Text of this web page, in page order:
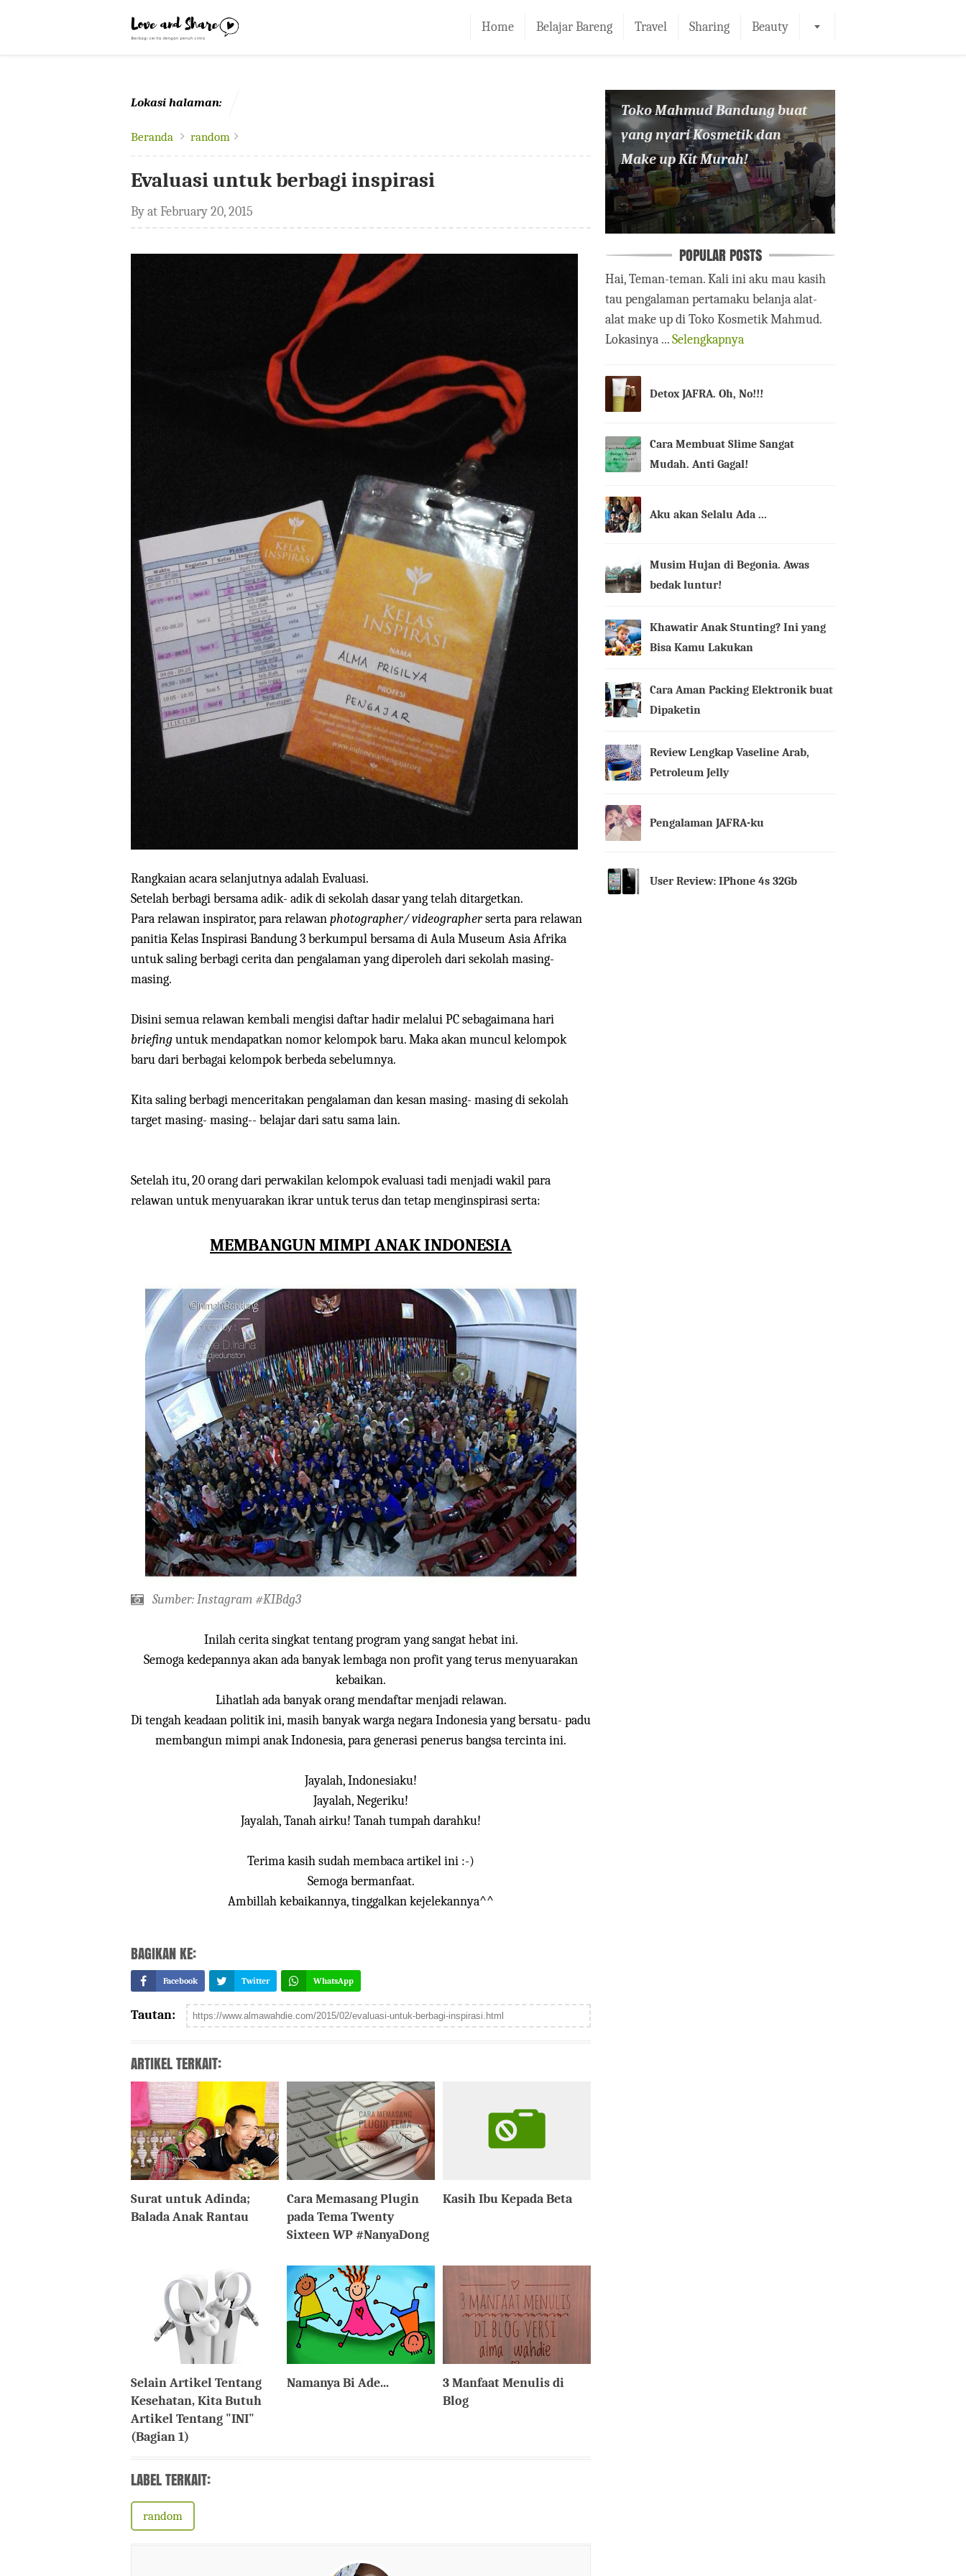
Home
Belajar Bareng Travel Sharing Beauty
Lokasi halaman:
Beranda random
Evaluasi untuk berbagi inspirasi
ByatFebruary 20, 2015
Rangkaian acara selanjutnya adalah Evaluasi.
Setelah berbagi bersama adik- adik di sekolah dasar yang telah ditargetkan.
Para relawan inspirator, para relawanphotographer/ videographerserta para relawan
panitia Kelas Inspirasi Bandung 3 berkumpul bersama di Aula Museum Asia Afrika
untuk saling berbagi cerita dan pengalaman yang diperoleh dari sekolah masing-
masing.
Disini semua relawan kembali mengisi daftar hadir melalui PC sebagaimana hari
briefinguntuk mendapatkan nomor kelompok baru. Maka akan muncul kelompok
baru dari berbagai kelompok berbeda sebelumnya.
Kita saling berbagi menceritakan pengalaman dan kesan masing- masing di sekolah
target masing- masing-- belajar dari satu sama lain.
Setelah itu, 20 orang dari perwakilan kelompok evaluasi tadi menjadi wakil para
relawan untuk menyuarakan ikrar untuk terus dan tetap menginspirasi serta:
MEMBANGUN MIMPI ANAK INDONESIA
Sumber: Instagram #KIBdg3
Inilah cerita singkat tentang program yang sangat hebat ini.
Semoga kedepannya akan ada banyak lembaga non profit yang terus menyuarakan
kebaikan.
Lihatlah ada banyak orang mendaftar menjadi relawan.
Di tengah keadaan politik ini, masih banyak warga negara Indonesia yang bersatu- padu
membangun mimpi anak Indonesia, para generasi penerus bangsa tercinta ini.
Jayalah, Indonesiaku!
Jayalah, Negeriku!
Jayalah, Tanah airku! Tanah tumpah darahku!
Terima kasih sudah membaca artikel ini :-)
Semoga bermanfaat.
Ambillah kebaikannya, tinggalkan kejelekannya^^
BAGIKAN KE:
Facebook Twitter WhatsApp
Tautan:
ARTIKEL TERKAIT:
Surat untuk Adinda;
Balada Anak Rantau
Cara Memasang Plugin
pada Tema Twenty
Sixteen WP #NanyaDong
Kasih Ibu Kepada Beta
Selain Artikel Tentang
Kesehatan, Kita Butuh
Artikel Tentang "INI"
(Bagian 1)
Namanya Bi Ade...
3 Manfaat Menulis di
Blog
LABEL TERKAIT:
random
Toko Mahmud Bandung buat
yang nyari Kosmetik dan
Make up Kit Murah!
POPULAR POSTS
Hai, Teman-teman. Kali ini aku mau kasih
tau pengalaman pertamaku belanja alat-
alat make up di Toko Kosmetik Mahmud.
Lokasinya ...Selengkapnya
Detox JAFRA. Oh, No!!!
Cara Membuat Slime Sangat
Mudah. Anti Gagal!
Aku akan Selalu Ada ...
Musim Hujan di Begonia. Awas
bedak luntur!
Khawatir Anak Stunting? Ini yang
Bisa Kamu Lakukan
Cara Aman Packing Elektronik buat
Dipaketin
Review Lengkap Vaseline Arab,
Petroleum Jelly
Pengalaman JAFRA-ku
User Review: IPhone 4s 32Gb